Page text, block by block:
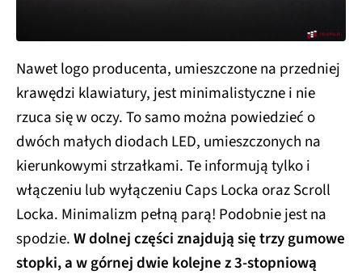
Nawet logo producenta, umieszczone na przedniej
krawędzi klawiatury, jest minimalistyczne i nie
rzuca się w oczy. To samo można powiedzieć o
dwóch małych diodach LED, umieszczonych na
kierunkowymi strzałkami. Te informują tylko i
włączeniu lub wyłączeniu Caps Locka oraz Scroll
Locka. Minimalizm pełną parą! Podobnie jest na
spodzie.W dolnej części znajdują się trzy gumowe
stopki, a w górnej dwie kolejne z 3-stopniową